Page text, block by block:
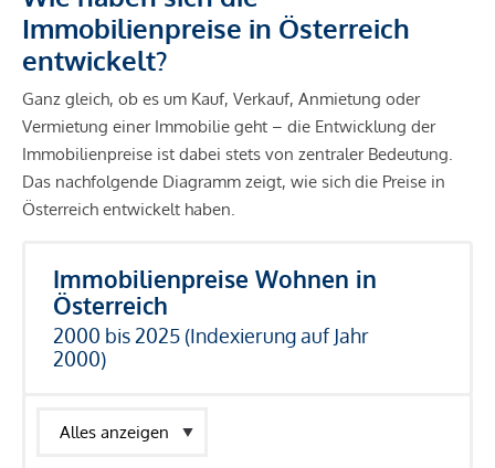
Immobilienpreise in Österreich
entwickelt?
Ganz gleich, ob es um Kauf, Verkauf, Anmietung oder
Vermietung einer Immobilie geht – die Entwicklung der
Immobilienpreise ist dabei stets von zentraler Bedeutung.
Das nachfolgende Diagramm zeigt, wie sich die Preise in
Österreich entwickelt haben.
Immobilienpreise Wohnen in
Österreich
2000 bis 2025 (Indexierung auf Jahr
2000)